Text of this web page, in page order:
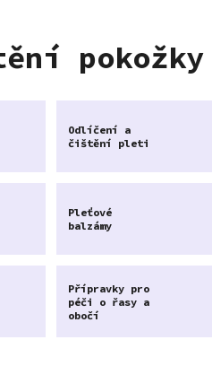
pokožky
Odlíčení a
čištění pleti
Pleťové
balzámy
Přípravky pro
péči o řasy a
obočí